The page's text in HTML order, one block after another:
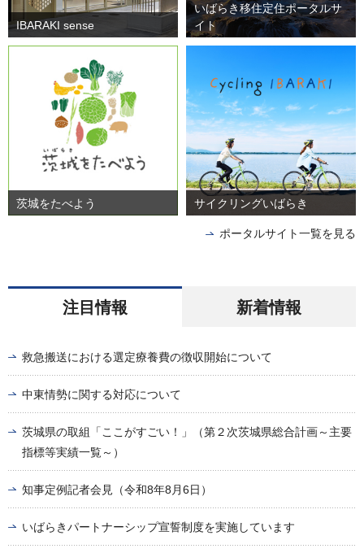
IBARAKI sense
いばらき移住定住ポータルサ
イト
茨城をたべよう サイクリングいばらき
ポータルサイト一覧を見る
注目情報
救急搬送における選定療養費の徴収開始について
中東情勢に関する対応について
茨城県の取組「ここがすごい！」（第２次茨城県総合計画～主要
指標等実績一覧～）
知事定例記者会見（令和8年8月6日）
いばらきパートナーシップ宣誓制度を実施しています
新着情報